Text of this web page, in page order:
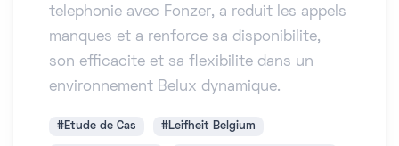
telephonie avec Fonzer, a reduit les appels
manques et a renforce sa disponibilite,
son efficacite et sa flexibilite dans un
environnement Belux dynamique.
#Etude de Cas #Leifheit Belgium